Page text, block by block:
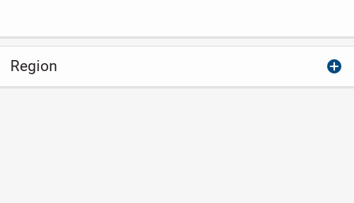
Region